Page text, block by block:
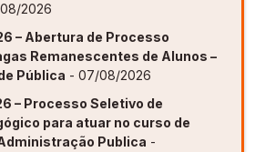
2026
– Abertura de Processo
Remanescentes de Alunos –
Pública - 07/08/2026
– Processo Seletivo de
para atuar no curso de
Publica -